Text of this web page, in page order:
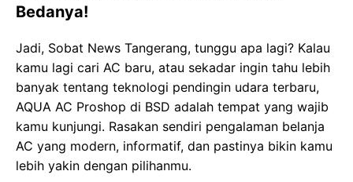
Bedanya!
Jadi, Sobat News Tangerang, tunggu apa lagi? Kalau
kamu lagi cari AC baru, atau sekadar ingin tahu lebih
banyak tentang teknologi pendingin udara terbaru,
AQUA AC Proshop di BSD adalah tempat yang wajib
kamu kunjungi. Rasakan sendiri pengalaman belanja
AC yang modern, informatif, dan pastinya bikin kamu
lebih yakin dengan pilihanmu.